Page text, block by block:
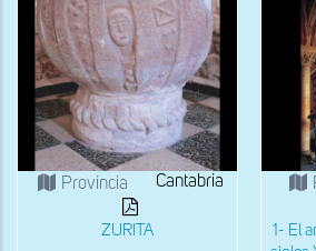
Provincia Cantabria
ZURITA
1- El